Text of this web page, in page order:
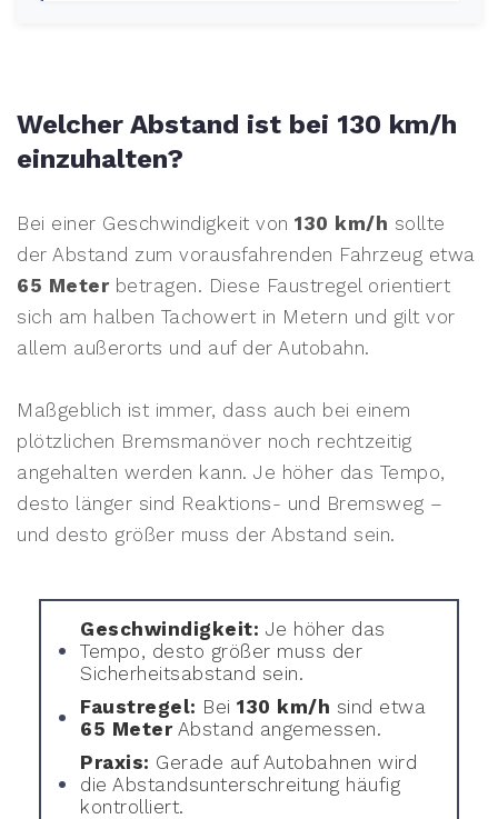
Welcher Abstand ist bei 130 km/h
einzuhalten?
Bei einer Geschwindigkeit von130 km/h sollte
der Abstand zum vorausfahrenden Fahrzeug etwa
65 Meter betragen. Diese Faustregel orientiert
sich am halben Tachowert in Metern und gilt vor
allem außerorts und auf der Autobahn.
Maßgeblich ist immer, dass auch bei einem
plötzlichen Bremsmanöver noch rechtzeitig
angehalten werden kann. Je höher das Tempo,
desto länger sind Reaktions- und Bremsweg –
und desto größer muss der Abstand sein.
Geschwindigkeit: Je höher das
Tempo, desto größer muss der
Sicherheitsabstand sein.
Faustregel: Bei130 km/h sind etwa
65 MeterAbstand angemessen.
Praxis: Gerade auf Autobahnen wird
die Abstandsunterschreitung häufig
kontrolliert.